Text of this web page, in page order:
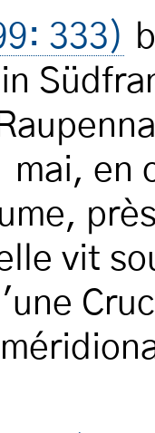
333)
mai, en
vit